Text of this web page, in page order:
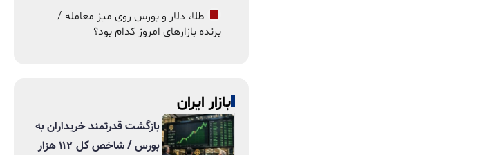
طلا، دلار و بورس روی میز معامله /
برنده بازارهای امروز کدام بود؟
بازار ایران
بازگشت قدرتمند خریداران به
بورس / شاخص کل ۱۱۲ هزار